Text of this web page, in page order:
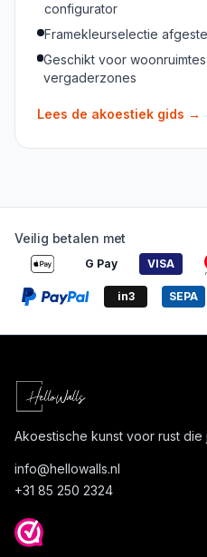
configurator
Framekleurselectie
Geschikt voor
vergaderzones
Lees de akoestiek gids →
Veilig betalen met
G Pay VISA
in3 SEPA
Akoestische kunst voor rust
info@hellowalls.nl
+31 85 250 2324